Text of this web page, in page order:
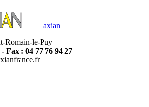
axian
Romain-le-Puy
- Fax : 04 77 76 94 27